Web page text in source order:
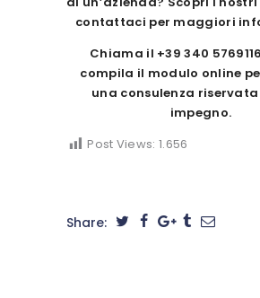
contattaci per maggiori
Chiama il +39 340 5769116
compila il modulo online
una consulenza riservata
impegno.
Post Views: 1.656
Share: